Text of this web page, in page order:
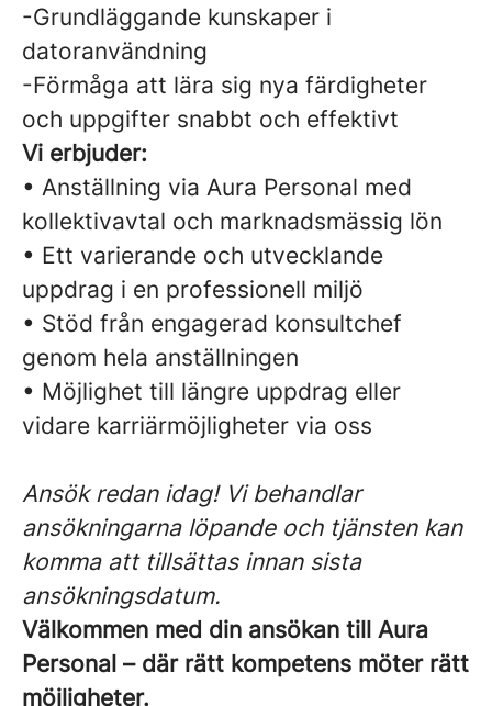
-Grundläggande kunskaper i
datoranvändning
-Förmåga att lära sig nya färdigheter
och uppgifter snabbt och effektivt
Vi erbjuder:
• Anställning via Aura Personal med
kollektivavtal och marknadsmässig lön
• Ett varierande och utvecklande
uppdrag i en professionell miljö
• Stöd från engagerad konsultchef
genom hela anställningen
• Möjlighet till längre uppdrag eller
vidare karriärmöjligheter via oss
Ansök redan idag! Vi behandlar
ansökningarna löpande och tjänsten kan
komma att tillsättas innan sista
ansökningsdatum.
Välkommen med din ansökan till Aura
Personal – där rätt kompetens möter rätt
möjligheter.